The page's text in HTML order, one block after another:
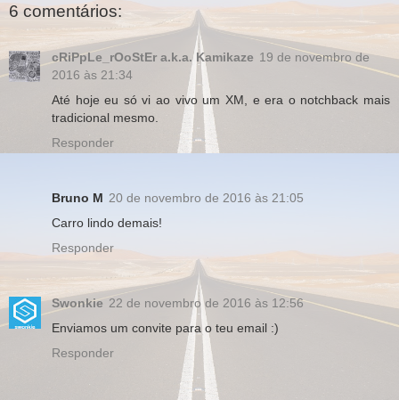
6 comentários:
cRiPpLe_rOoStEr a.k.a. Kamikaze 19 de novembro de
2016 às 21:34
Até hoje eu só vi ao vivo um XM, e era o notchback mais
tradicional mesmo.
Responder
Bruno M 20 de novembro de 2016 às 21:05
Carro lindo demais!
Responder
Swonkie 22 de novembro de 2016 às 12:56
Enviamos um convite para o teu email :)
Responder